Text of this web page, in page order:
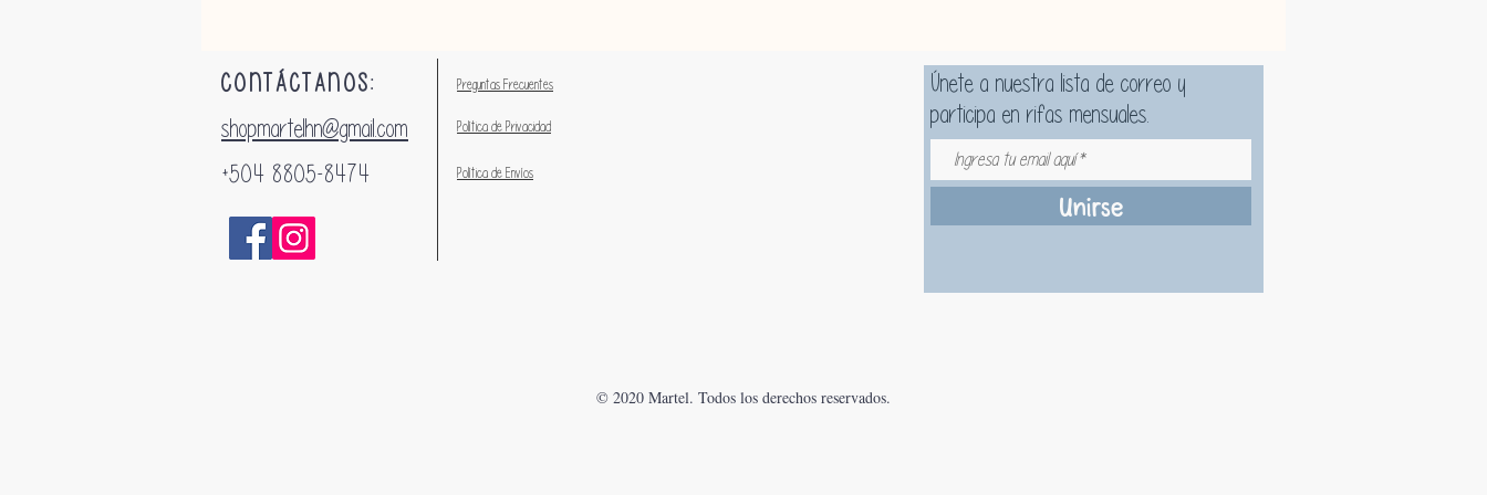
Resultados
clínicamente comprobados
Tasa de absorción 132.8% más alta en
comparación con el grupo de control sin
Mejora visible en el tamaño, profundidad y
CONTÁCTANOS:
Únete a nuestra lista de correo y
participa en rifas mensuales.
Unirse
Preguntas Frecuentes
Política de Privacidad
Política de Envíos
+504 8805-8474
shopmartelhn@gmail.com
© 2020 Martel. Todos los derechos reservados.